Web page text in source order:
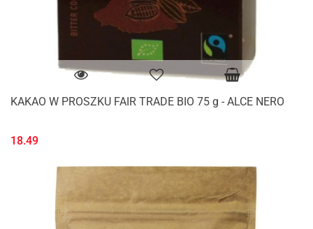
KAKAO W PROSZKU FAIR TRADE BIO 75 g - ALCE NERO
18.49